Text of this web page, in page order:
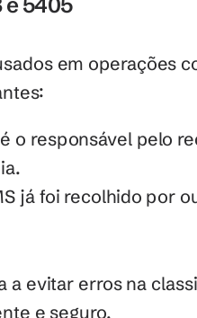
em operações
o responsável pelo
já foi recolhido por
a evitar erros na
e seguro.